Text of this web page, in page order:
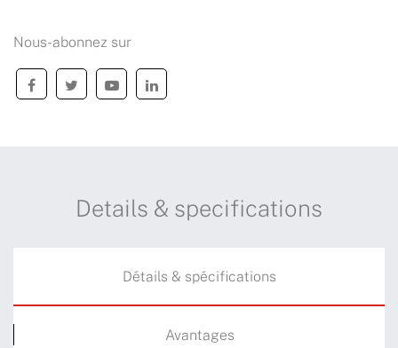
Nous-abonnez sur
Details & specifications
Détails & spécifications
Avantages